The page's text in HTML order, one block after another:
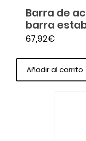
Barra de
barra
67,92€
Añadir al carrito